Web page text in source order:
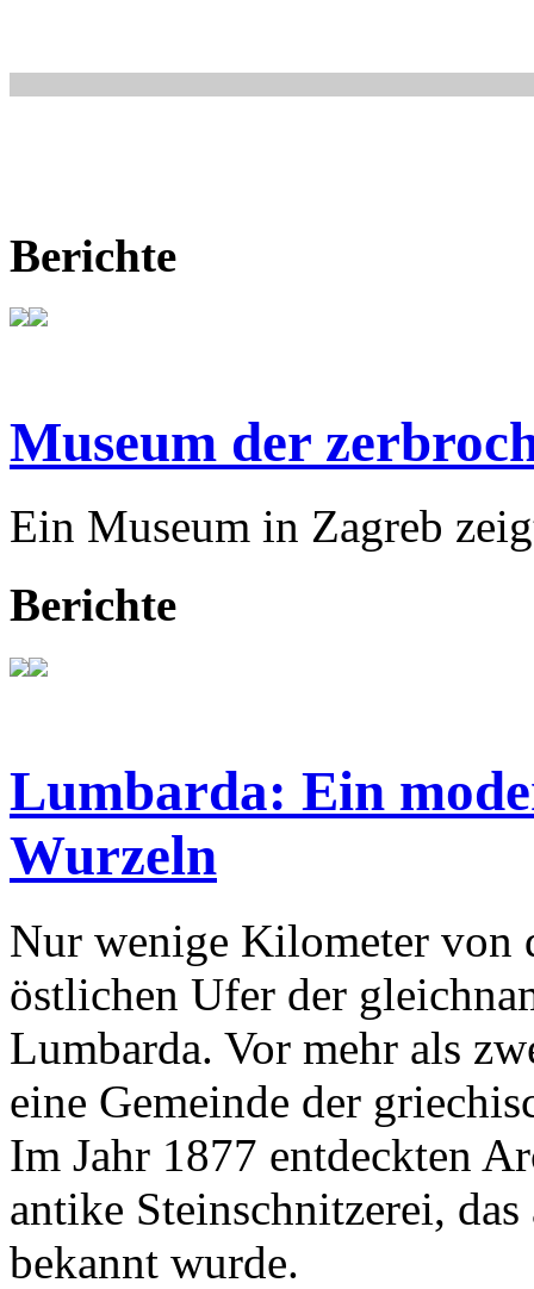
Berichte
Museum der
Ein Museum in Zagreb
Berichte
Lumbarda: Ein
Wurzeln
Nur wenige Kilometer von
östlichen Ufer der
Lumbarda. Vor mehr als
eine Gemeinde der
Im Jahr 1877 entdeckten
antike Steinschnitzerei,
bekannt wurde.